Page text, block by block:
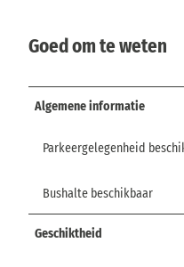
Goed om te weten
Algemene informatie
Parkeergelegenheid
Bushalte beschikbaar
Geschiktheid